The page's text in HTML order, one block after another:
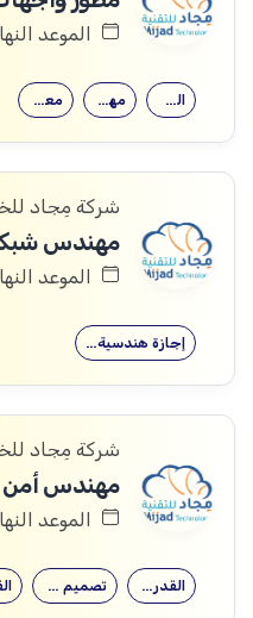
الموعد النهائي: 25/
معرفة جيدة… مهارات قوية… القدرة على…
شركة مِجاد
مهندس
الموعد النهائي: 23/
إجازة هندسية…
شركة مِجاد
مهندس أمن
الموعد النهائي: 23/
تصميم وتنفيذ… القدرة على…